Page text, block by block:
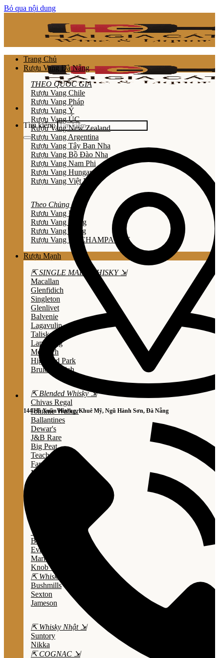
Bỏ qua nội dung
Tìm kiếm:
144 Hồ Xuân Hương, Khuê Mỹ, Ngũ Hành Sơn, Đà Nẵng
Trang Chủ
Rượu Vang Đà Nẵng
THEO QUỐC GIA
Rượu Vang Chile
Rượu Vang Pháp
Rượu Vang Ý
Rượu Vang ÚC
Rượu Vang New Zealand
Rượu Vang Argentina
Rượu Vang Tây Ban Nha
Rượu Vang Bồ Đào Nha
Rượu Vang Nam Phi
Rượu Vang Hungary
Rượu Vang Việt Nam
Theo Chủng Loại
Rươu Vang Đỏ
Rươu Vang Trắng
Rươu Vang Hồng
Rượu Vang Nổ/CHAMPAGNE
Rượu Mạnh
⇱ SINGLE MALT WHISKY ⇲
Macallan
Glenfidich
Singleton
Glenlivet
Balvenie
Lagavulin
Talisker
Laphroaig
Mortlach
Highland Park
Bruichladdich
⇱ Blended Whisky ⇲
Chivas Regal
Johnnie Walker
Ballantines
Dewar's
J&B Rare
Big Peat
Teacher's
Famous Grouse
Monkey Shouder
Wild Turkey
Bulleit Bourbon
Evan Williams
Marker's Mark
Knob Creek
⇱ Whiskey Ailen ⇲
Bushmills
Sexton
Jameson
⇱ Whisky Nhật ⇲
Suntory
Nikka
⇱ COGNAC ⇲